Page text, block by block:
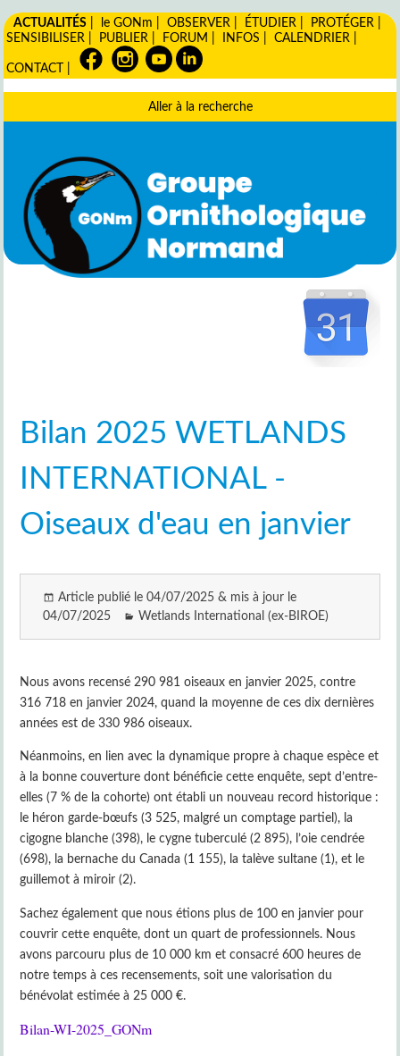
ACTUALITÉS le GONm |OBSERVER ÉTUDIER PROTÉGER
SENSIBILISER
PUBLIER FORUM INFOS |CALENDRIER
CONTACT
Aller à la recherche
Bilan 2025 WETLANDS
INTERNATIONAL -
Oiseaux d'eau en janvier
Article publié le 04/07/2025 & mis à jour le
04/07/2025
Wetlands International (ex-BIROE)
Nous avons recensé 290 981 oiseaux en janvier 2025, contre
316 718 en janvier 2024, quand la moyenne de ces dix dernières
années est de 330 986 oiseaux.
Néanmoins, en lien avec la dynamique propre à chaque espèce et
à la bonne couverture dont bénéficie cette enquête, sept d’entre-
elles (7 % de la cohorte) ont établi un nouveau record historique :
le héron garde-bœufs (3 525, malgré un comptage partiel), la
cigogne blanche (398), le cygne tuberculé (2 895), l’oie cendrée
(698), la bernache du Canada (1 155), la talève sultane (1), et le
guillemot à miroir (2).
Sachez également que nous étions plus de 100 en janvier pour
couvrir cette enquête, dont un quart de professionnels. Nous
avons parcouru plus de 10 000 km et consacré 600 heures de
notre temps à ces recensements, soit une valorisation du
bénévolat estimée à 25 000 €.
Bilan-WI-2025_GONm